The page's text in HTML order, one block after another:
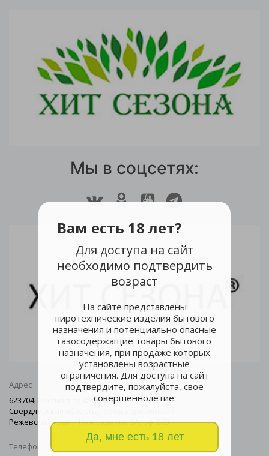
Вам есть 18 лет?
Для доступа на сайт
необходимо подтвердить
возраст
На сайте представлены
пиротехнические изделия бытового
назначения и потенциально опасные
газосодержащие товары бытового
назначения, при продаже которых
установлены возрастные
ограничения. Для доступа на сайт
подтвердите, пожалуйста, свое
совершеннолетие.
Да, мне есть 18 лет
Мы в соцсетях:
Центральный офис
Адрес
623704, Российская Федерация,
Свердловская область, город Березовский
Режевской тракт 15км., здание 5А, оф. 203
Телефон